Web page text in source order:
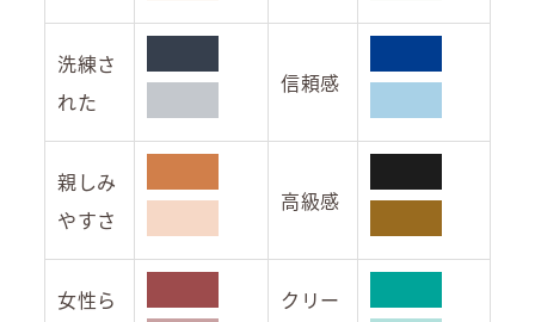
洗練さ
れた
信頼感
親しみ
やすさ
高級感
女性ら
クリー